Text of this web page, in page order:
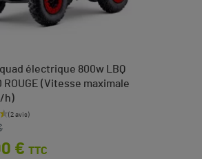
électrique 800w LBQ
ROUGE (Vitesse maximale
h)
€ TTC